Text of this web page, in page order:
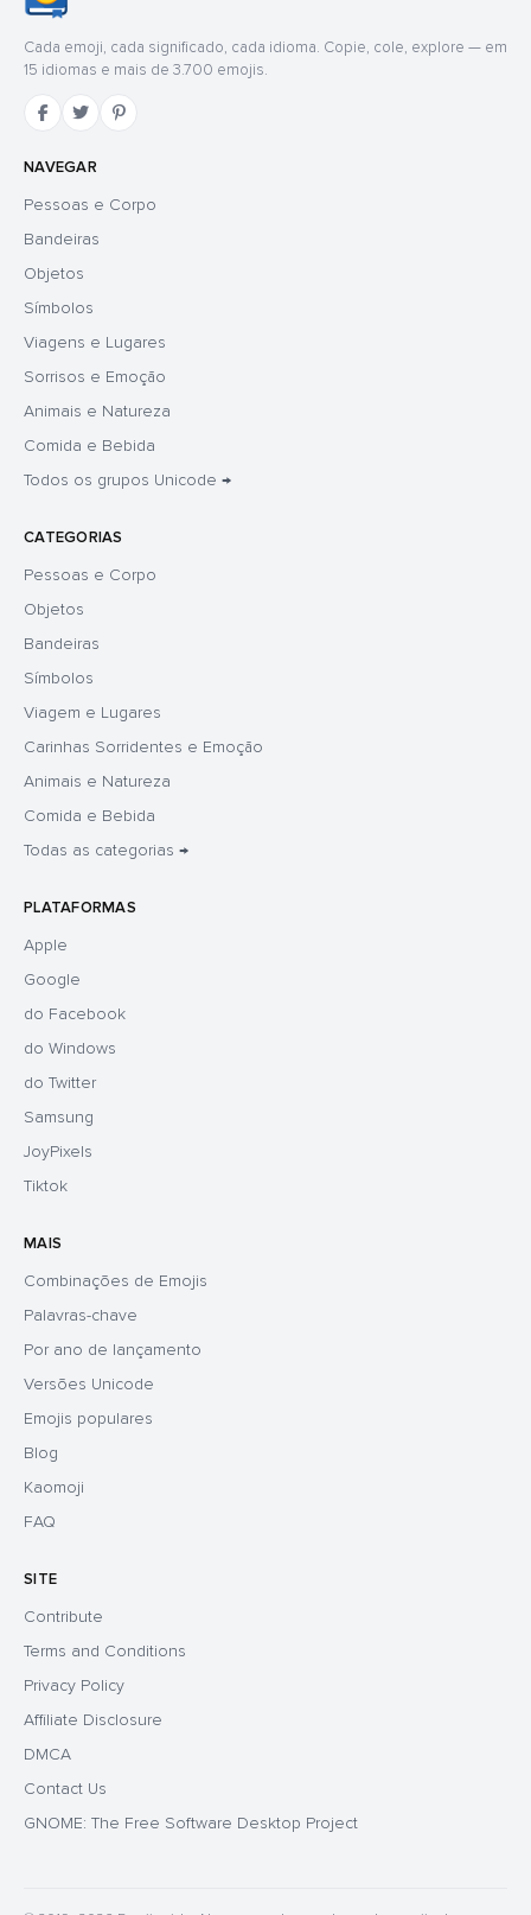
Cada emoji, cada significado, cada idioma. Copie, cole, explore — em
15 idiomas e mais de 3.700 emojis.
NAVEGAR
Pessoas e Corpo
Bandeiras
Objetos
Símbolos
Viagens e Lugares
Sorrisos e Emoção
Animais e Natureza
Comida e Bebida
Todos os grupos Unicode →
CATEGORIAS
Pessoas e Corpo
Objetos
Bandeiras
Símbolos
Viagem e Lugares
Carinhas Sorridentes e Emoção
Animais e Natureza
Comida e Bebida
Todas as categorias →
PLATAFORMAS
Apple
Google
do Facebook
do Windows
do Twitter
Samsung
JoyPixels
Tiktok
MAIS
Combinações de Emojis
Palavras-chave
Por ano de lançamento
Versões Unicode
Emojis populares
Blog
Kaomoji
FAQ
SITE
Contribute
Terms and Conditions
Privacy Policy
Affiliate Disclosure
DMCA
Contact Us
GNOME: The Free Software Desktop Project